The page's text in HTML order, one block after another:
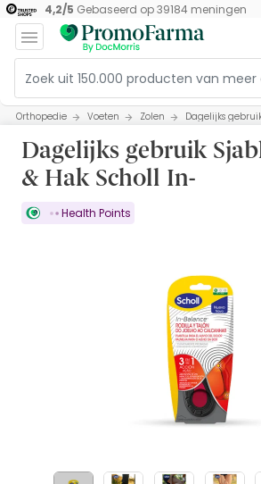
4,2/5 Gebaseerd op39184 meningen
Orthopedie Voeten Zolen Dagelijks
Dagelijks gebruik
& Hak Scholl In-
Health Points